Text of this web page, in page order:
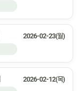
2026-02-23(월)
2026-02-12(목)